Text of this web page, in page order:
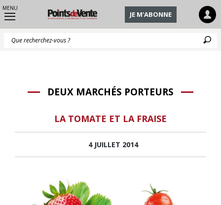
MENU
JE M'ABONNE
DEUX MARCHÉS PORTEURS
LA TOMATE ET LA FRAISE
4 JUILLET 2014